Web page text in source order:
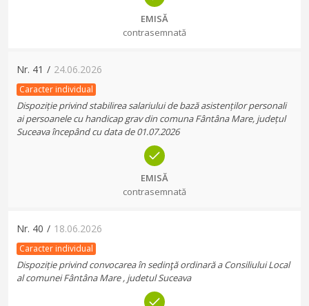
EMISĂ
contrasemnată
Nr. 41 / 24.06.2026
Caracter individual
Dispoziție privind stabilirea salariului de bază asistenților personali
ai persoanele cu handicap grav din comuna Fântâna Mare, județul
Suceava începând cu data de 01.07.2026
EMISĂ
contrasemnată
Nr. 40 / 18.06.2026
Caracter individual
Dispoziție privind convocarea în sedinţă ordinară a Consiliului Local
al comunei Fântâna Mare , judetul Suceava